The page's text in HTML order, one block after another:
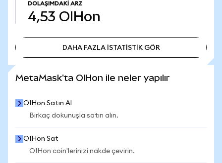
DOLAŞIMDAKI ARZ
4,53 OIHon
DAHA FAZLA İSTATİSTİK GÖR
MetaMask'ta OIHon ile neler yapılır
OIHon Satın Al
Birkaç dokunuşla satın alın.
OIHon Sat
OIHon coin'lerinizi nakde çevirin.